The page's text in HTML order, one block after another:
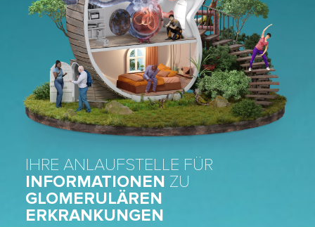
IHRE ANLAUFSTELLE FÜR
INFORMATIONEN ZU
GLOMERULÄREN
ERKRANKUNGEN